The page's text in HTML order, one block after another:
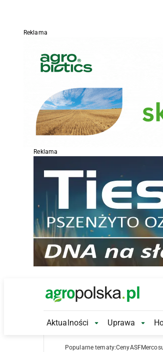
Reklama
Reklama
Main Logo
Aktualności Aktualności
Uprawa
Popularne tematy:CenyASF